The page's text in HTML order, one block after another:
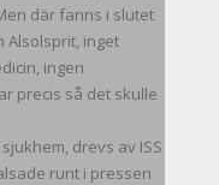
där fanns i slutet
Alsolsprit, inget
ingen
precis så det skulle
drevs av ISS
runt i pressen